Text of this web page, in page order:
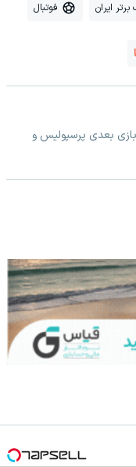
ایران فوتبال
بعدی پرسپولیس و